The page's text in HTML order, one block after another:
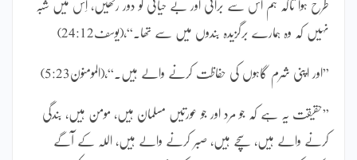
طرح ہوا تاکہ ہم اُس سے برائی اور بے حیائی کو دور رکھیں، اِس میں شبہ
نہیں کہ وہ ہمارے برگزیدہ بندوں میں سے تھا۔“،(یوسف24:12)
”اور اپنی شرم گاہوں کی حفاظت کرنے والے ہیں۔“،(المومنون5:23)
”حقیقت یہ ہے کہ جو مرد اور جو عورتیں مسلمان ہیں، مومن ہیں، بندگی
کرنے والے ہیں، سچے ہیں، صبر کرنے والے ہیں، اللہ کے آگے